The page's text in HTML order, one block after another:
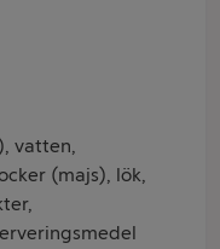
vatten,
(majs), lök,